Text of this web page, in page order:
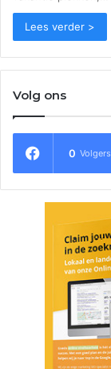
Lees verder >
Volg ons
0 Volgers